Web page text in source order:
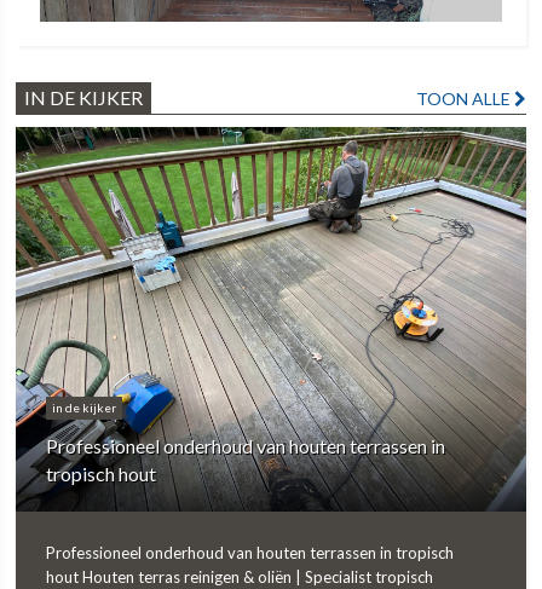
IN DE KIJKER TOON ALLE
in de kijker
Professioneel onderhoud van houten terrassen in
tropisch hout
Professioneel onderhoud van houten terrassen in tropisch
hout Houten terras reinigen & oliën | Specialist tropisch